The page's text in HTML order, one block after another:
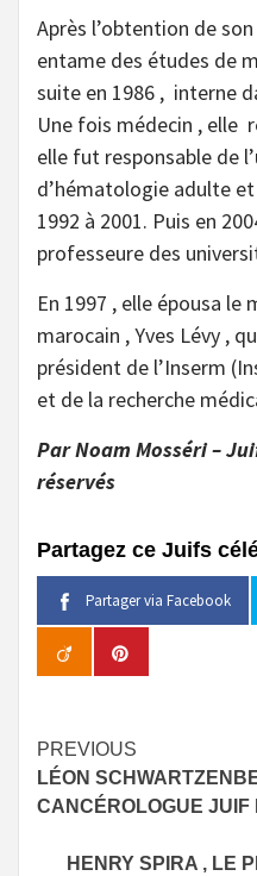
Après l’obtention de
entame des études de
suite en 1986 , interne
Une fois médecin , elle
elle fut responsable de
d’hématologie adulte
1992 à 2001. Puis en
professeure des
En 1997 , elle épousa
marocain , Yves Lévy ,
président de l’Inserm
et de la recherche
Par Noam Mosséri –
réservés
Partagez ce Juifs
Partager via Facebook
Continue
Reading
PREVIOUS
LÉON
CANCÉROLOGUE JUIF
HENRY SPIRA , LE